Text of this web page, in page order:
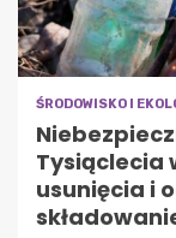
ŚRODOWISKO I
Tysiąclecia
usunięcia i